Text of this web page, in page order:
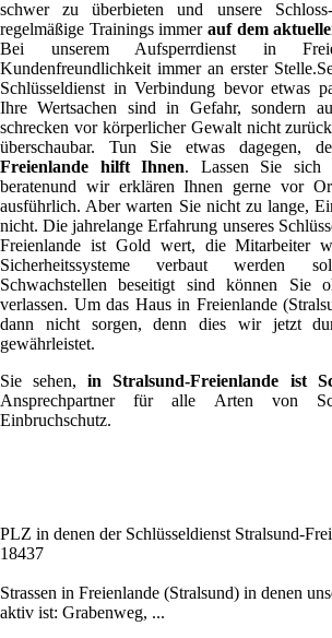
schwer zu überbieten und unsere
regelmäßige Trainings immer auf dem
Bei unserem Aufsperrdienst in
Kundenfreundlichkeit immer an erster
Schlüsseldienst in Verbindung bevor etwas
Ihre Wertsachen sind in Gefahr, sondern
schrecken vor körperlicher Gewalt nicht
überschaubar. Tun Sie etwas dagegen,
Freienlande hilft Ihnen. Lassen Sie sich
beratenund wir erklären Ihnen gerne vor
ausführlich. Aber warten Sie nicht zu lange,
nicht. Die jahrelange Erfahrung unseres
Freienlande ist Gold wert, die Mitarbeiter
Sicherheitssysteme verbaut werden
Schwachstellen beseitigt sind können Sie
verlassen. Um das Haus in Freienlande
dann nicht sorgen, denn dies wir jetzt
gewährleistet.
Sie sehen,in Stralsund-Freienlande ist
Ansprechpartner für alle Arten von
Einbruchschutz.
PLZ in denen der Schlüsseldienst Stralsund-
18437
Strassen in Freienlande (Stralsund) in denen
aktiv ist: Grabenweg, ...